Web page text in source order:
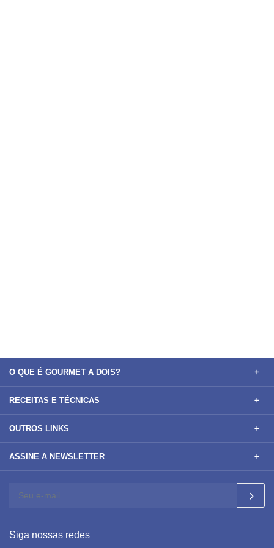
O QUE É GOURMET A DOIS?
RECEITAS E TÉCNICAS
OUTROS LINKS
ASSINE A NEWSLETTER
Siga nossas redes